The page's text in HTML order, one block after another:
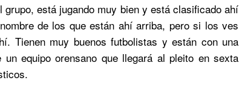
está jugando muy bien y está clasificado ahí
de los que están ahí arriba, pero si los ves
Tienen muy buenos futbolistas y están con una
equipo orensano que llegará al pleito en sexta